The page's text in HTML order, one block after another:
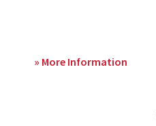
» More Information